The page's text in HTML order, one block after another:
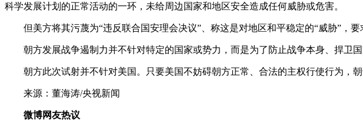
科学发展计划的正常活动的一环，未给周边国家和地区安全造成任何威胁或危害。
但美方将其污蔑为“违反联合国安理会决议”、称这是对地区和平稳定的“威胁”，要
朝方发展战争遏制力并不针对特定的国家或势力，而是为了防止战争本身、捍卫国
朝方此次试射并不针对美国。只要美国不妨碍朝方正常、合法的主权行使行为，朝
来源：董海涛/央视新闻
微博网友热议